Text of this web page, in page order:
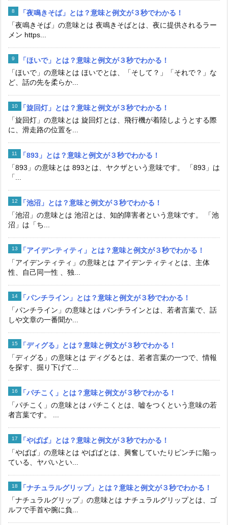
「夜鳴きそば」とは？意味と例文が３秒でわかる！
「夜鳴きそば」の意味とは 夜鳴きそばとは、夜に提供されるラー
メン https...
「ほいで」とは？意味と例文が３秒でわかる！
「ほいで」の意味とは ほいでとは、「そして？」「それで？」な
ど、話の先を柔らか...
「旋回灯」とは？意味と例文が３秒でわかる！
「旋回灯」の意味とは 旋回灯とは、飛行機が着陸しようとする際
に、滑走路の位置を...
「893」とは？意味と例文が３秒でわかる！
「893」の意味とは 893とは、ヤクザという意味です。 「893」は
「...
「池沼」とは？意味と例文が３秒でわかる！
「池沼」の意味とは 池沼とは、知的障害者という意味です。 「池
沼」は「ち...
「アイデンティティ」とは？意味と例文が３秒でわかる！
「アイデンティティ」の意味とは アイデンティティとは、主体
性、自己同一性 、独...
「パンチライン」とは？意味と例文が３秒でわかる！
「パンチライン」の意味とは パンチラインとは、若者言葉で、話
しや文章の一番聞か...
「ディグる」とは？意味と例文が３秒でわかる！
「ディグる」の意味とは ディグるとは、若者言葉の一つで、情報
を探す、掘り下げて...
「パチこく」とは？意味と例文が３秒でわかる！
「パチこく」の意味とは パチこくとは、嘘をつくという意味の若
者言葉です。 ...
「やばば」とは？意味と例文が３秒でわかる！
「やばば」の意味とは やばばとは、興奮していたりピンチに陥っ
ている、ヤバいとい...
「ナチュラルグリップ」とは？意味と例文が３秒でわかる！
「ナチュラルグリップ」の意味とは ナチュラルグリップとは、ゴ
ルフで手首や腕に負...